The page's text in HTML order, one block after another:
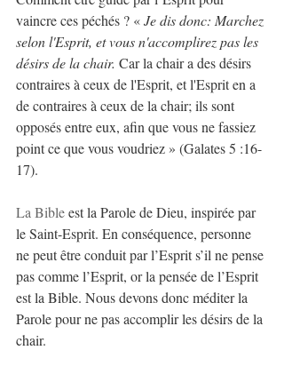
vaincre ces péchés ? « Je dis donc: Marchez
selon l'Esprit, et vous n'accomplirez pas les
désirs de la chair. Car la chair a des désirs
contraires à ceux de l'Esprit, et l'Esprit en a
de contraires à ceux de la chair; ils sont
opposés entre eux, afin que vous ne fassiez
point ce que vous voudriez » (Galates 5 :16-
17).
La Bible est la Parole de Dieu, inspirée par
le Saint-Esprit. En conséquence, personne
ne peut être conduit par l’Esprit s’il ne pense
pas comme l’Esprit, or la pensée de l’Esprit
est la Bible. Nous devons donc méditer la
Parole pour ne pas accomplir les désirs de la
chair.